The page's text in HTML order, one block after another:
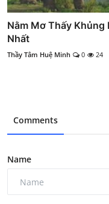
Nằm Mơ Thấy Khủng
Nhất
Thầy Tâm Huệ Minh 0 24
Comments
Name